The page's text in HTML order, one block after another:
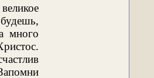
много